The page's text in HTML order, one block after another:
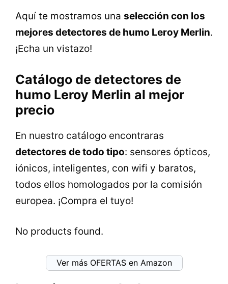
Aquí te mostramos una selección con los
mejores detectores de humo Leroy Merlin.
¡Echa un vistazo!
Catálogo de detectores de
humo Leroy Merlin al mejor
precio
En nuestro catálogo encontraras
detectores de todo tipo: sensores ópticos,
iónicos, inteligentes, con wifi y baratos,
todos ellos homologados por la comisión
europea. ¡Compra el tuyo!
No products found.
Ver más OFERTAS en Amazon